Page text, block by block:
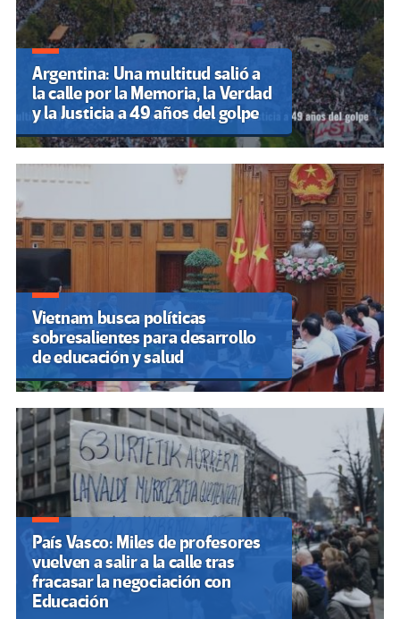
Argentina: Una multitud salió a
la calle por la Memoria, la Verdad
y la Justicia a 49 años del golpe
Vietnam busca políticas
sobresalientes para desarrollo
de educación y salud
País Vasco: Miles de profesores
vuelven a salir a la calle tras
fracasar la negociación con
Educación